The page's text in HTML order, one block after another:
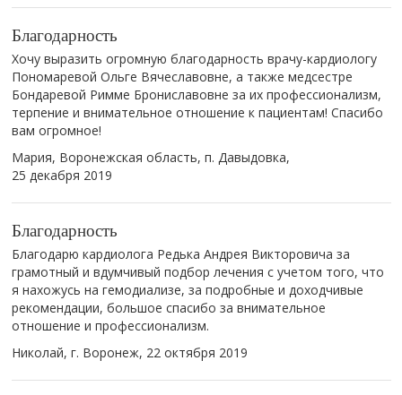
Благодарность
Хочу выразить огромную благодарность врачу-кардиологу
Пономаревой Ольге Вячеславовне, а также медсестре
Бондаревой Римме Брониславовне за их профессионализм,
терпение и внимательное отношение к пациентам! Спасибо
вам огромное!
Мария, Воронежская область, п. Давыдовка,
25 декабря 2019
Благодарность
Благодарю кардиолога Редька Андрея Викторовича за
грамотный и вдумчивый подбор лечения с учетом того, что
я нахожусь на гемодиализе, за подробные и доходчивые
рекомендации, большое спасибо за внимательное
отношение и профессионализм.
Николай, г. Воронеж, 22 октября 2019